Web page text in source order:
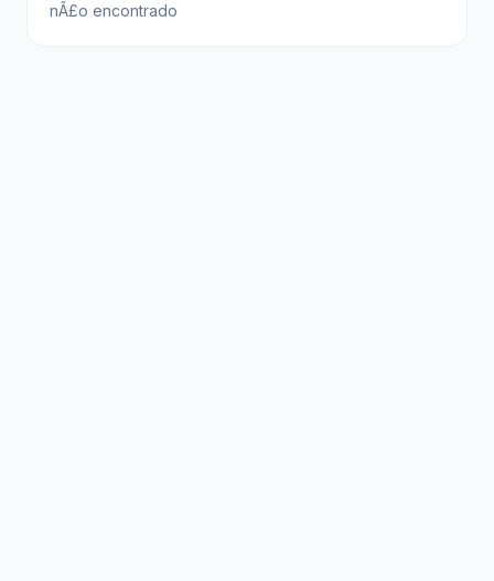
nÃ£o encontrado